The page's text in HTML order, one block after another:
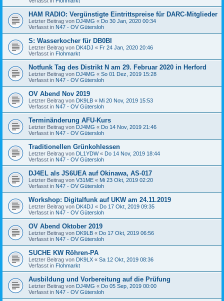
HAM RADIO: Vergünstigte Eintrittspreise für DARC-Mitglieder
Letzter Beitrag von DJ4MG « Do 30 Jan, 2020 00:34
Verfasst in N47 - OV Gütersloh
S: Wasserkocher für DB0BI
Letzter Beitrag von DK4DJ « Fr 24 Jan, 2020 20:46
Verfasst in Flohmarkt
Notfunk Tag des Distrikt N am 29. Februar 2020 in Herford
Letzter Beitrag von DJ4MG « So 01 Dez, 2019 15:28
Verfasst in N47 - OV Gütersloh
OV Abend Nov 2019
Letzter Beitrag von DK9LB « Mi 20 Nov, 2019 15:53
Verfasst in N47 - OV Gütersloh
Terminänderung AFU-Kurs
Letzter Beitrag von DJ4MG « Do 14 Nov, 2019 21:46
Verfasst in N47 - OV Gütersloh
Traditionellen Grünkohlessen
Letzter Beitrag von DL1YDW« Do 14 Nov, 2019 18:44
Verfasst in N47 - OV Gütersloh
DJ4EL als JS6UEA auf Okinawa, AS-017
Letzter Beitrag von V31ME « Mi 23 Okt, 2019 02:20
Verfasst in N47 - OV Gütersloh
Workshop: Digitalfunk auf UKW am 24.11.2019
Letzter Beitrag von DK4DJ « Do 17 Okt, 2019 09:35
Verfasst in N47 - OV Gütersloh
OV Abend Oktober 2019
Letzter Beitrag von DK9LB « Do 17 Okt, 2019 06:56
Verfasst in N47 - OV Gütersloh
SUCHE KW Röhren-PA
Letzter Beitrag von DK9LX « Sa 12 Okt, 2019 08:36
Verfasst in Flohmarkt
Ausbildung und Vorbereitung auf die Prüfung
Letzter Beitrag von DJ4MG « Do 05 Sep, 2019 00:00
Verfasst in N47 - OV Gütersloh